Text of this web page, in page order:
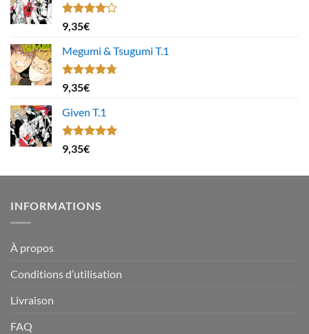
Note
4.00
5
9,35€
Megumi & Tsugumi T.1
Note4.67
sur 5
9,35€
Given T.1
Note5.00
sur 5
9,35€
INFORMATIONS
À propos
Conditions d’utilisation
Livraison
FAQ